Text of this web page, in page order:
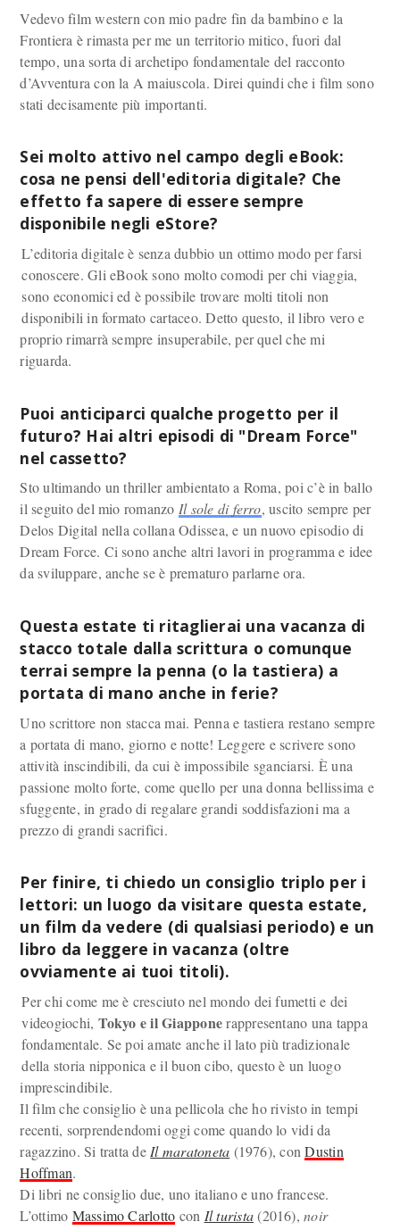
Vedevo film western con mio padre fin da bambino e la
Frontiera è rimasta per me un territorio mitico, fuori dal
tempo, una sorta di archetipo fondamentale del racconto
d’Avventura con la A maiuscola. Direi quindi che i film sono
stati decisamente più importanti.
Sei molto attivo nel campo degli eBook:
cosa ne pensi dell'editoria digitale? Che
effetto fa sapere di essere sempre
disponibile negli eStore?
L’editoria digitale è senza dubbio un ottimo modo per farsi
conoscere. Gli eBook sono molto comodi per chi viaggia,
sono economici ed è possibile trovare molti titoli non
disponibili in formato cartaceo. Detto questo, il libro vero e
proprio rimarrà sempre insuperabile, per quel che mi
riguarda.
Puoi anticiparci qualche progetto per il
futuro? Hai altri episodi di "Dream Force"
nel cassetto?
Sto ultimando un thriller ambientato a Roma, poi c’è in ballo
il seguito del mio romanzo Il sole di ferro, uscito sempre per
Delos Digital nella collana Odissea, e un nuovo episodio di
Dream Force. Ci sono anche altri lavori in programma e idee
da sviluppare, anche se è prematuro parlarne ora.
Questa estate ti ritaglierai una vacanza di
stacco totale dalla scrittura o comunque
terrai sempre la penna (o la tastiera) a
portata di mano anche in ferie?
Uno scrittore non stacca mai. Penna e tastiera restano sempre
a portata di mano, giorno e notte! Leggere e scrivere sono
attività inscindibili, da cui è impossibile sganciarsi. È una
passione molto forte, come quello per una donna bellissima e
sfuggente, in grado di regalare grandi soddisfazioni ma a
prezzo di grandi sacrifici.
Per finire, ti chiedo un consiglio triplo per i
lettori: un luogo da visitare questa estate,
un film da vedere (di qualsiasi periodo) e un
libro da leggere in vacanza (oltre
ovviamente ai tuoi titoli).
Per chi come me è cresciuto nel mondo dei fumetti e dei
videogiochi, Tokyo e il Giapponerappresentano una tappa
fondamentale. Se poi amate anche il lato più tradizionale
della storia nipponica e il buon cibo, questo è un luogo
imprescindibile.
Il film che consiglio è una pellicola che ho rivisto in tempi
recenti, sorprendendomi oggi come quando lo vidi da
ragazzino. Si tratta de Il maratoneta (1976), conDustin
Hoffman.
Di libri ne consiglio due, uno italiano e uno francese.
L’ottimo Massimo Carlotto con Il turista(2016),noir